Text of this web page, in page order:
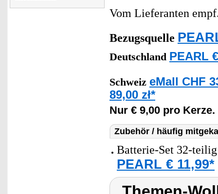
Vom Lieferanten
Bezugsquelle
Deutschland PEARL
Schweiz eMall CHF
89,00 zł*
Nur € 9,00 pro Kerze.
Zubehör / häufig
Batterie-Set 32-
PEARL € 11,99*